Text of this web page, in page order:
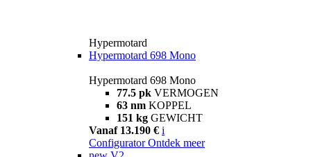
Hypermotard
Hypermotard 698 Mono
Hypermotard 698 Mono
77.5 pk VERMOGEN
63 nm KOPPEL
151 kg GEWICHT
Vanaf 13.190 € i
Configurator Ontdek meer